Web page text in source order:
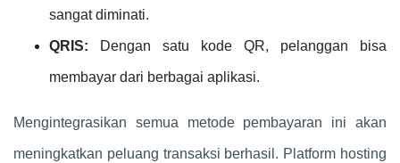
sangat diminati.
QRIS: Dengan satu kode QR, pelanggan bisa
membayar dari berbagai aplikasi.
Mengintegrasikan semua metode pembayaran ini akan
meningkatkan peluang transaksi berhasil. Platform hosting